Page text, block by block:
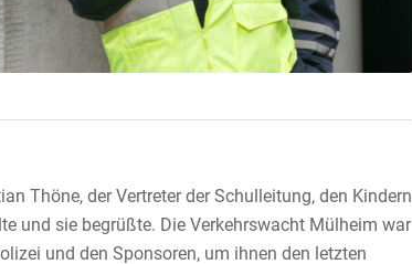
Thöne, der Vertreter der Schulleitung, den Kindern
und sie begrüßte. Die Verkehrswacht Mülheim war
und den Sponsoren, um ihnen den letzten